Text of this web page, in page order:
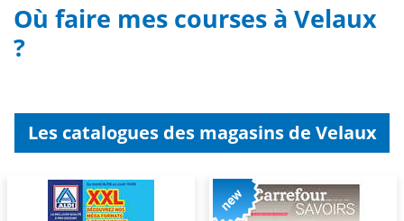
Où faire mes courses à Velaux
?
Les catalogues des magasins de Velaux